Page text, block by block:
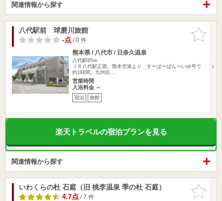
関連情報から探す
お気に入
りに追加
八代駅前 球磨川旅館
-点/ 0 件
熊本県 / 八代市 / 日奈久温泉
八代駅85m
ＪＲ八代駅正面。熊本空港より、すーぱーばんぺいゆ号で
約1時間。九州自…
営業時間
入浴料金 ～
宿泊 旅館
楽天トラベルの宿泊プランを見る
関連情報から探す
お気に入
りに追加
いわくらの杜 石庭（旧 桃李温泉 季の杜 石庭）
4.7点/ 7 件